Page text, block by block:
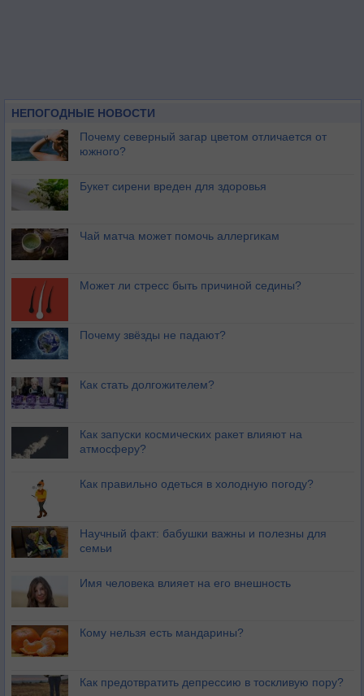
НЕПОГОДНЫЕ НОВОСТИ
Почему северный загар цветом отличается от
южного?
Букет сирени вреден для здоровья
Чай матча может помочь аллергикам
Может ли стресс быть причиной седины?
Почему звёзды не падают?
Как стать долгожителем?
Как запуски космических ракет влияют на
атмосферу?
Как правильно одеться в холодную погоду?
Научный факт: бабушки важны и полезны для
семьи
Имя человека влияет на его внешность
Кому нельзя есть мандарины?
Как предотвратить депрессию в тоскливую пору?